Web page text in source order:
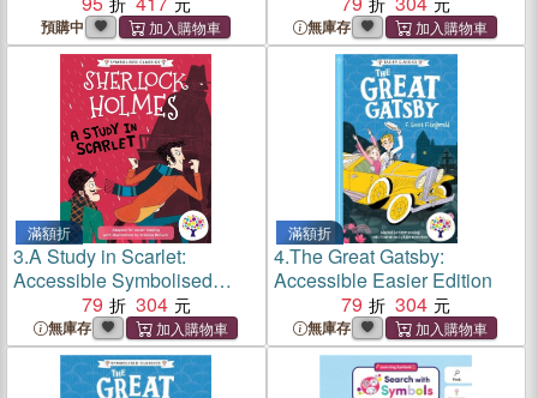
預購中 無庫存
滿額折
3.A Study in Scarlet:
Accessible Symbolised
79 304
無庫存
滿額折
4.The Great Gatsby:
Accessible Easier Edition
79
304
無庫存